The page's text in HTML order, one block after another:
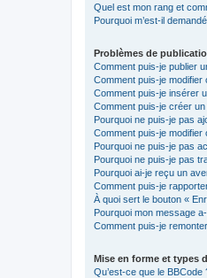
Quel est mon rang et
Pourquoi m’est-il
Problèmes de
Comment puis-je publier
Comment puis-je
Comment puis-je insérer
Comment puis-je créer
Pourquoi ne puis-je pas
Comment puis-je
Pourquoi ne puis-je pas
Pourquoi ne puis-je pas
Pourquoi ai-je reçu un
Comment puis-je
À quoi sert le bouton «
Pourquoi mon message
Comment puis-je
Mise en forme et types
Qu’est-ce que le BBCode